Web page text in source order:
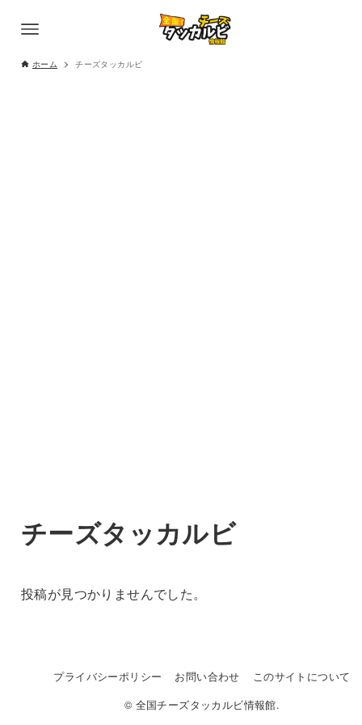
ホーム チーズタッカルビ
チーズタッカルビ
投稿が見つかりませんでした。
プライバシーポリシー お問い合わせ
このサイトについて
© 全国チーズタッカルビ情報館.